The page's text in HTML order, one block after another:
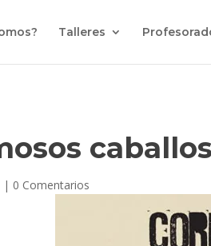
Talleres
| 0 Comentarios